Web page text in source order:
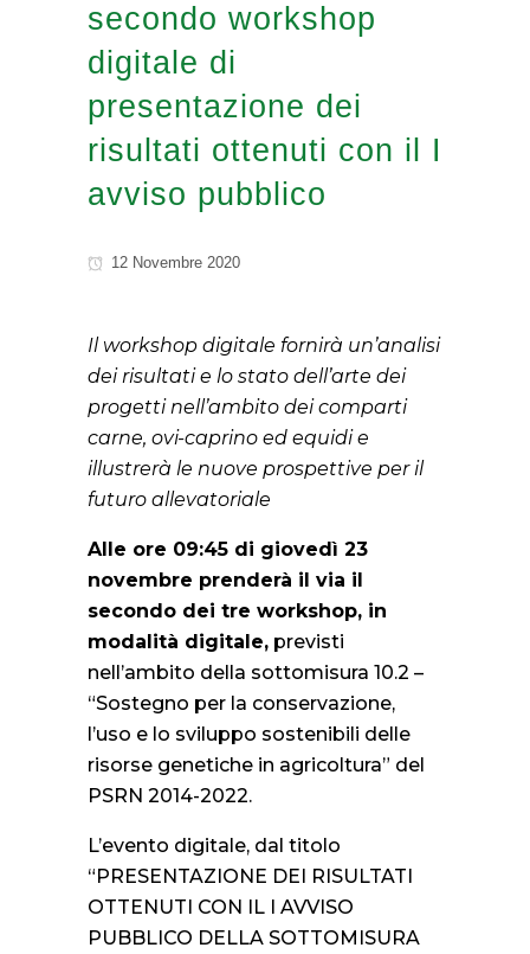
secondo workshop
digitale di
presentazione dei
risultati ottenuti con il I
avviso pubblico
12 Novembre 2020
Il workshop digitale fornirà un’analisi
dei risultati e lo stato dell’arte dei
progetti nell’ambito dei comparti
carne, ovi-caprino ed equidi e
illustrerà le nuove prospettive per il
futuro allevatoriale
Alle ore 09:45 di giovedì 23
novembre prenderà il via il
secondo dei tre workshop, in
modalità digitale, previsti
nell’ambito della sottomisura 10.2 –
“Sostegno per la conservazione,
l’uso e lo sviluppo sostenibili delle
risorse genetiche in agricoltura” del
PSRN 2014-2022.
L’evento digitale, dal titolo
“PRESENTAZIONE DEI RISULTATI
OTTENUTI CON IL I AVVISO
PUBBLICO DELLA SOTTOMISURA